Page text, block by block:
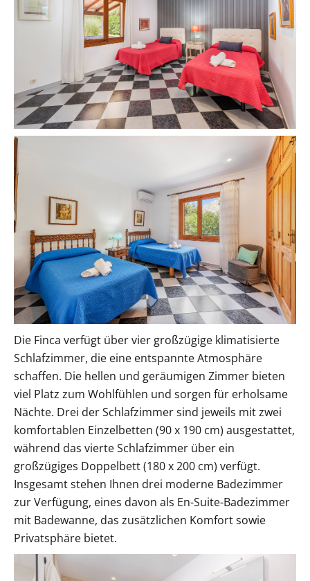
Die Finca verfügt über vier großzügige klimatisierte
Schlafzimmer, die eine entspannte Atmosphäre
schaffen. Die hellen und geräumigen Zimmer bieten
viel Platz zum Wohlfühlen und sorgen für erholsame
Nächte. Drei der Schlafzimmer sind jeweils mit zwei
komfortablen Einzelbetten (90 x 190 cm) ausgestattet,
während das vierte Schlafzimmer über ein
großzügiges Doppelbett (180 x 200 cm) verfügt.
Insgesamt stehen Ihnen drei moderne Badezimmer
zur Verfügung, eines davon als En-Suite-Badezimmer
mit Badewanne, das zusätzlichen Komfort sowie
Privatsphäre bietet.